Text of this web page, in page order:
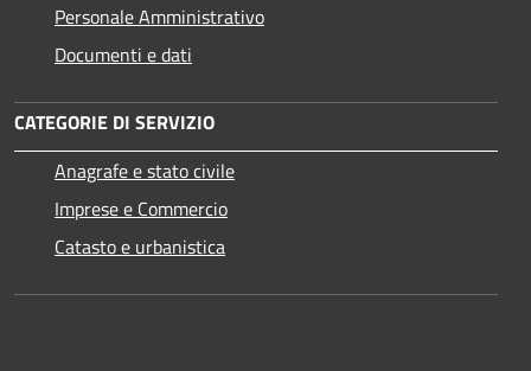
Personale Amministrativo
Documenti e dati
CATEGORIE DI SERVIZIO
Anagrafe e stato civile
Imprese e Commercio
Catasto e urbanistica